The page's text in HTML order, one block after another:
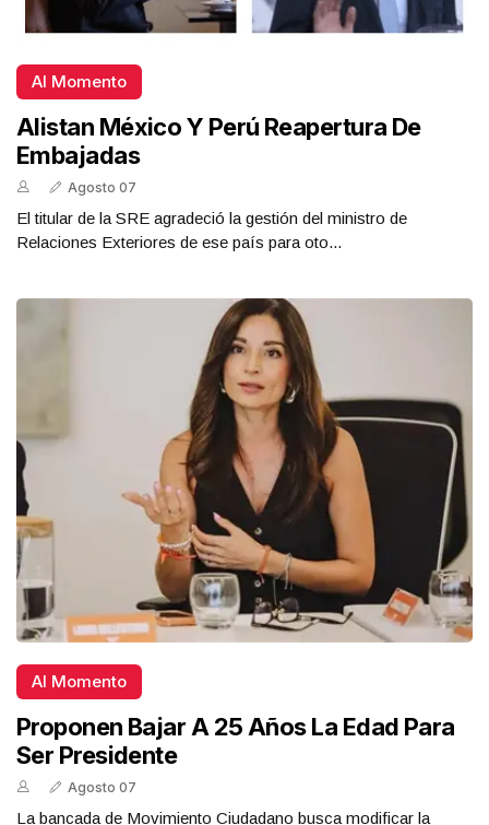
Al Momento
Alistan México Y Perú Reapertura De
Embajadas
Agosto 07
El titular de la SRE agradeció la gestión del ministro de
Relaciones Exteriores de ese país para oto...
Al Momento
Proponen Bajar A 25 Años La Edad Para
Ser Presidente
Agosto 07
La bancada de Movimiento Ciudadano busca modificar la